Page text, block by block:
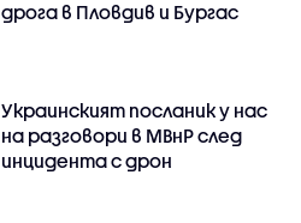
дрога в Пловдив и Бургас
Украинският посланик у нас
на разговори в МВнР след
инцидента с дрон